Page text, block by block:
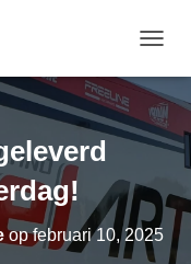
O
G
G
L
A
V
I
opfebruari 10, 2025